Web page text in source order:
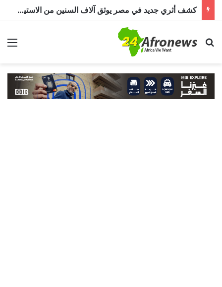
كشف أثري جديد في مصر يوثق آلاف السنين من الاستيطان البشري.. اكتشاف جبانة من عصر ما قبل الأسرات حتى العصرين اليوناني والروماني
بحث عن